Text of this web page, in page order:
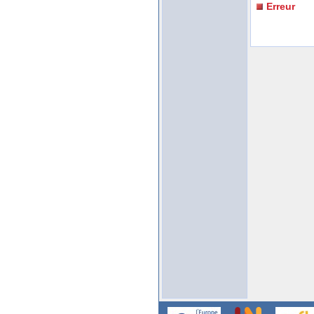
Erreur